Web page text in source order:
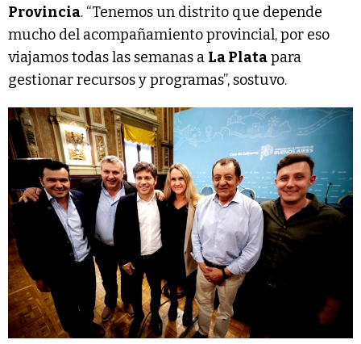
Provincia. “Tenemos un distrito que depende
mucho del acompañamiento provincial, por eso
viajamos todas las semanas a La Platapara
gestionar recursos y programas”, sostuvo.